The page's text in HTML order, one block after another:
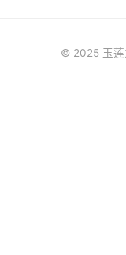
© 2025 玉莲